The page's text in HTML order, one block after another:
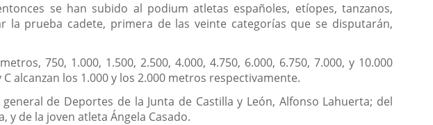
se han subido al podium atletas españoles, etíopes, tanzanos,
prueba cadete, primera de las veinte categorías que se disputarán,
750, 1.000, 1.500, 2.500, 4.000, 4.750, 6.000, 6.750, 7.000, y 10.000
alcanzan los 1.000 y los 2.000 metros respectivamente.
de Deportes de la Junta de Castilla y León, Alfonso Lahuerta; del
y de la joven atleta Ángela Casado.